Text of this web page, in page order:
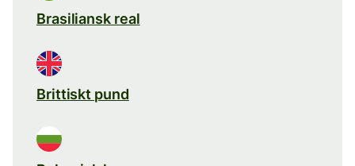
Brasiliansk real
Brittiskt pund